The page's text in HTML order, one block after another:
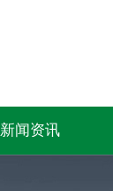
新闻资讯